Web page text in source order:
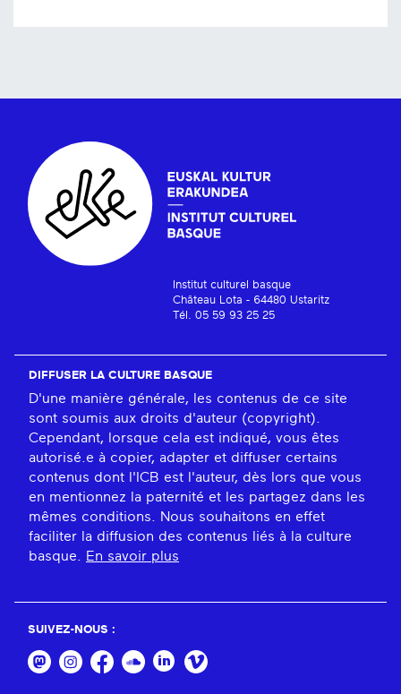
Institut culturel basque
Château Lota - 64480 Ustaritz
Tél. 05 59 93 25 25
DIFFUSER LA CULTURE BASQUE
D'une manière générale, les contenus de ce site
sont soumis aux droits d'auteur (copyright).
Cependant, lorsque cela est indiqué, vous êtes
autorisé.e à copier, adapter et diffuser certains
contenus dont l'ICB est l'auteur, dès lors que vous
en mentionnez la paternité et les partagez dans les
mêmes conditions. Nous souhaitons en effet
faciliter la diffusion des contenus liés à la culture
basque.
En savoir plus
SUIVEZ-NOUS :